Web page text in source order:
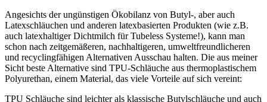
Angesichts der ungünstigen Ökobilanz von Butyl-, aber auch
Latexschläuchen und anderen latexbasierten Produkten (wie z.B.
auch latexhaltiger Dichtmilch für Tubeless Systeme!), kann man
schon nach zeitgemäßeren, nachhaltigeren, umweltfreundlicheren
und recyclingfähigen Alternativen Ausschau halten. Die aus meiner
Sicht beste Alternative sind TPU-Schläuche aus thermoplastischem
Polyurethan, einem Material, das viele Vorteile auf sich vereint:
TPU Schläuche sind leichter als klassische Butylschläuche und auch